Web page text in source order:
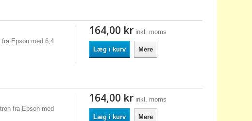
fra Epson med 6,4
164,00 kr inkl. moms
Læg i kurv Mere
fra Epson med
164,00 kr inkl. moms
Læg i kurv Mere